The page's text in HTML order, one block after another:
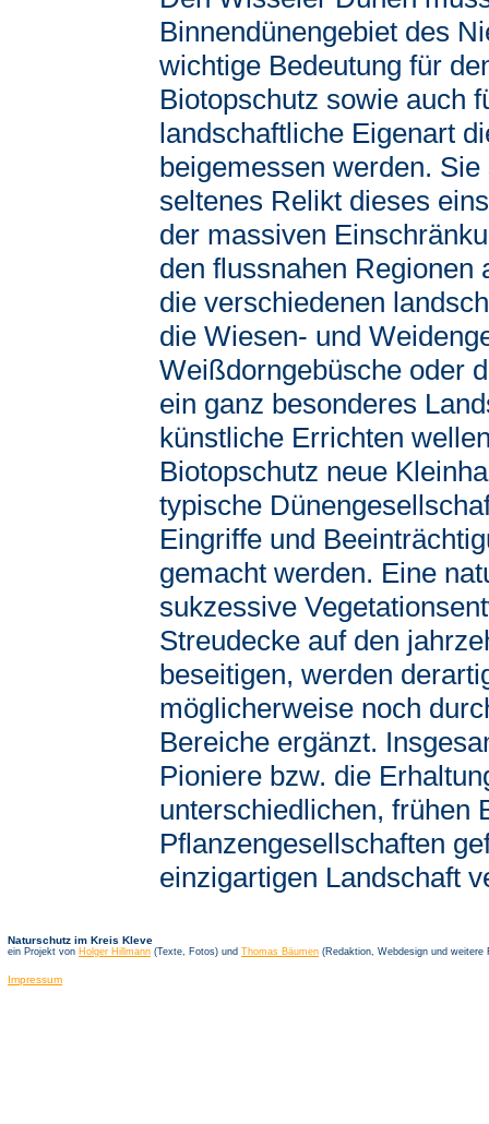
Binnendünengebiet des
wichtige Bedeutung für
Biotopschutz sowie auch
landschaftliche Eigenart
beigemessen werden.
seltenes Relikt dieses
der massiven
den flussnahen Regionen
die verschiedenen
die Wiesen- und
Weißdorngebüsche oder
ein ganz besonderes
künstliche Errichten
Biotopschutz neue
typische
Eingriffe und
gemacht werden. Eine
sukzessive
Streudecke auf den
beseitigen, werden
möglicherweise noch
Bereiche ergänzt.
Pioniere bzw. die
unterschiedlichen, frühen
Pflanzengesellschaften
einzigartigen Landschaft
Naturschutz im Kreis Kleve
ein Projekt von Holger Hillmann (Texte, Fotos) und Thomas Bäumen (Redaktion, Webdesign und weitere
Impressum